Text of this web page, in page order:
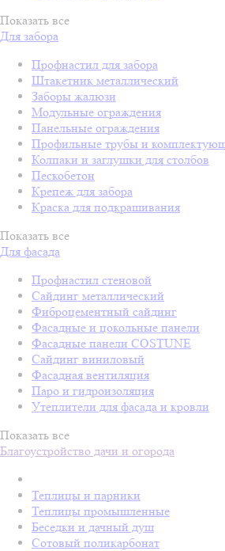
Показать все
Для забора
Профнастил для забора
Штакетник металлический
Заборы жалюзи
Модульные ограждения
Панельные ограждения
Профильные трубы и
Колпаки и заглушки для столбов
Пескобетон
Крепеж для забора
Краска для подкрашивания
Показать все
Для фасада
Профнастил стеновой
Сайдинг металлический
Фиброцементный сайдинг
Фасадные и цокольные панели
Фасадные панели COSTUNE
Сайдинг виниловый
Фасадная вентиляция
Паро и гидроизоляция
Утеплители для фасада и кровли
Показать все
Благоустройство дачи и огорода
Теплицы и парники
Теплицы промышленные
Беседки и дачный душ
Сотовый поликарбонат